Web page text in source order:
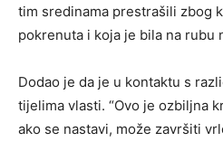
tim sredinama prestrašili zbog
pokrenuta i koja je bila na rubu
Dodao je da je u kontaktu s
tijelima vlasti. “Ovo je ozbiljna
ako se nastavi, može završiti